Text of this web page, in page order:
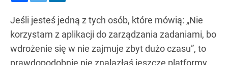
Jeśli jesteś jedną z tych osób, które mówią: „Nie
korzystam z aplikacji do zarządzania zadaniami, bo
wdrożenie się w nie zajmuje zbyt dużo czasu”, to
prawdopodobnie nie znalazłaś jeszcze platformy